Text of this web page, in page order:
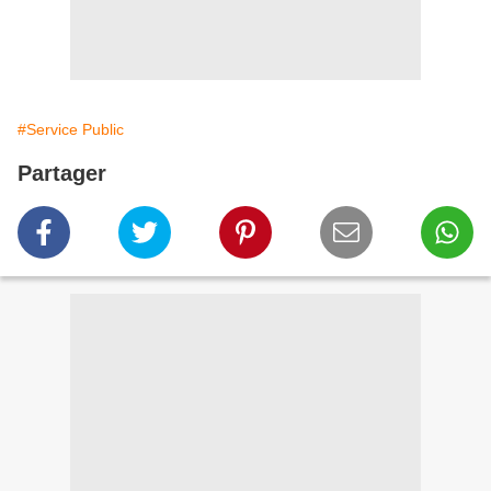
#Service Public
Partager